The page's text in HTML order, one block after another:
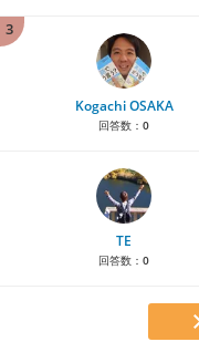
3
Kogachi OSAKA
回答数： 0
TE
回答数： 0